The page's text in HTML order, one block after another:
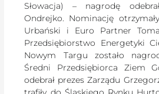
Słowacja) – nagrodę
Ondrejko. Nominację
Urbański i Euro Partner
Przedsiębiorstwo Energetyki
Nowym Targu zostało
Średni Przedsiębiorca Ziem
odebrał prezes Zarządu